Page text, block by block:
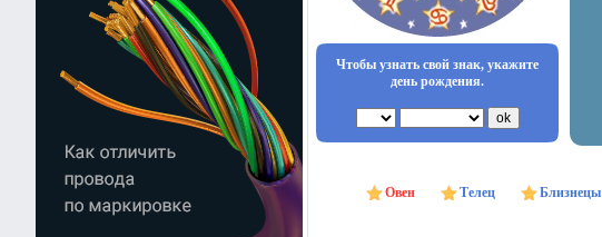
Чтобы узнать свой знак, укажите
день рождения.
Овен Телец Близнецы